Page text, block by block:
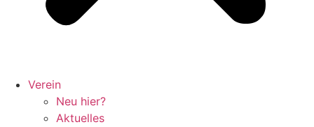
Verein
Neu hier?
Aktuelles